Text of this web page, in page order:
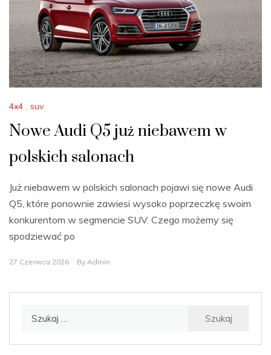
4x4 , suv
Nowe Audi Q5 już niebawem w
polskich salonach
Już niebawem w polskich salonach pojawi się nowe Audi
Q5, które ponownie zawiesi wysoko poprzeczkę swoim
konkurentom w segmencie SUV. Czego możemy się
spodziewać po
27 Czerwca 2026 By Admin